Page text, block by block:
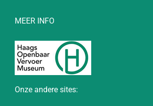
MEER INFO
Onze andere sites: